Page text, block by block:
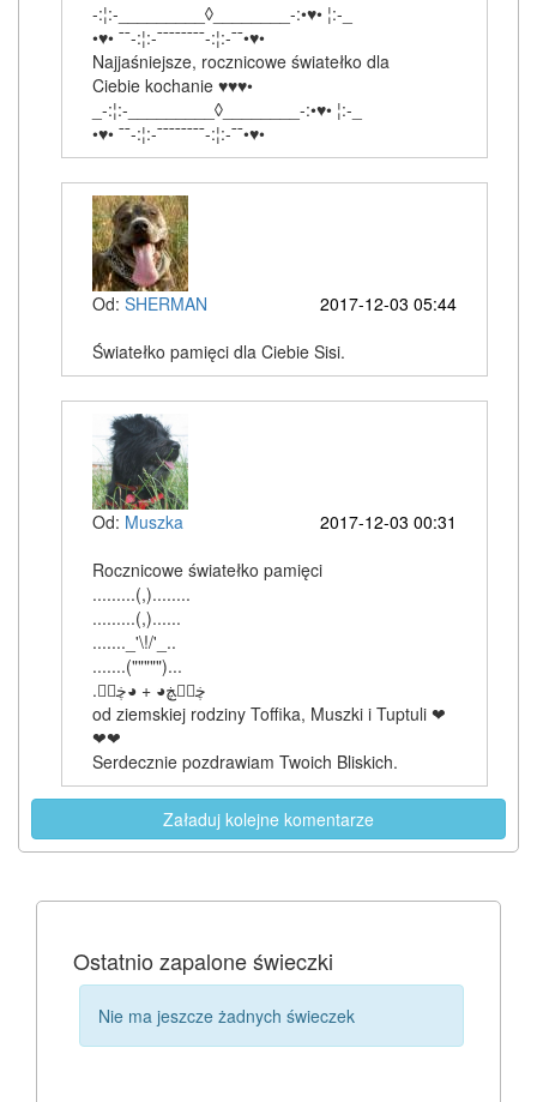
-:¦:-_________◊________-:•♥• ¦:-_
•♥• ¯¯-:¦:-¯¯¯¯¯¯¯¯-:¦:-¯¯•♥•
Najjaśniejsze, rocznicowe światełko dla
Ciebie kochanie ♥♥♥•
_-:¦:-_________◊________-:•♥• ¦:-_
•♥• ¯¯-:¦:-¯¯¯¯¯¯¯¯-:¦:-¯¯•♥•
Od: SHERMAN
2017-12-03 05:44
Światełko pamięci dla Ciebie Sisi.
Od: Muszka
2017-12-03 00:31
Rocznicowe światełko pamięci
.........(,)........
.........(,)......
......._'\!/'_..
.......(""""")...
.ڿڰۣڿ◕ + ◕ڿڰۣ
od ziemskiej rodziny Toffika, Muszki i Tuptuli ❤
❤❤
Serdecznie pozdrawiam Twoich Bliskich.
Załaduj kolejne komentarze
Ostatnio zapalone świeczki
Nie ma jeszcze żadnych świeczek